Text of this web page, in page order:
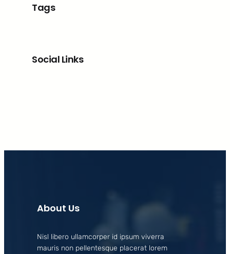
Tags
Social Links
About Us
Nisl libero ullamcorper id ipsum viverra
mauris non pellentesque placerat lorem